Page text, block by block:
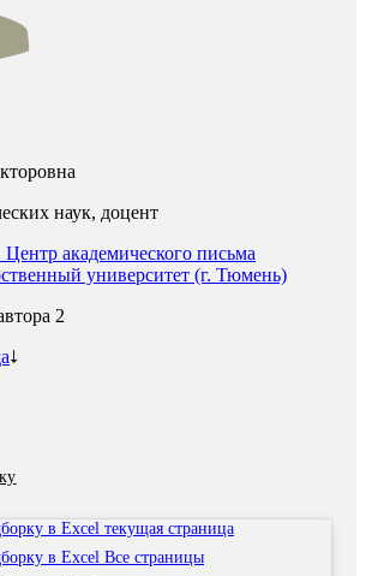
наук, доцент
академического письма
университет (г. Тюмень)
2
в Excel текущая страница
в Excel Все страницы